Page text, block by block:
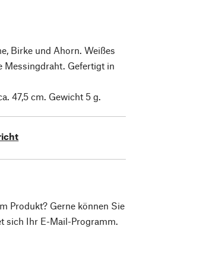
Birke und Ahorn. Weißes
Messingdraht. Gefertigt in
47,5 cm. Gewicht 5 g.
Produkt? Gerne können Sie
sich Ihr E-Mail-Programm.